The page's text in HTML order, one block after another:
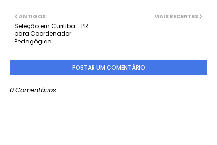
MAIS RECENTES
ANTIGOS
Seleção em Curitiba - PR
para Coordenador
Pedagógico
POSTAR UM COMENTÁRIO
0 Comentários